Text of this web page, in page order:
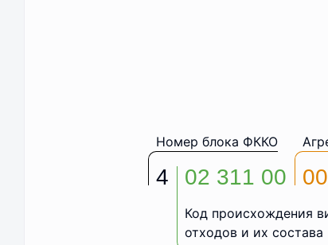
4
Номер блока ФККО
Код происхождения
отходов и их состава
02 311 00 00